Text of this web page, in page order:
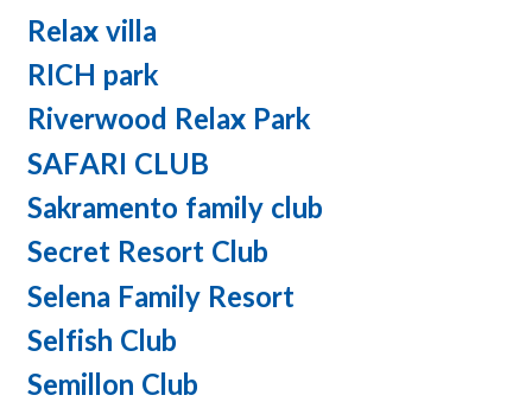
Relax villa
RICH park
Riverwood Relax Park
SAFARI CLUB
Sakramento family club
Secret Resort Club
Selena Family Resort
Selfish Club
Semillon Club